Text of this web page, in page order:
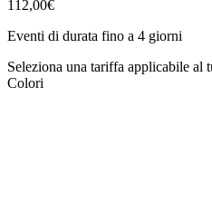
112,00€
Eventi di durata fino a 4 giorni
Seleziona una tariffa applicabile al
Colori